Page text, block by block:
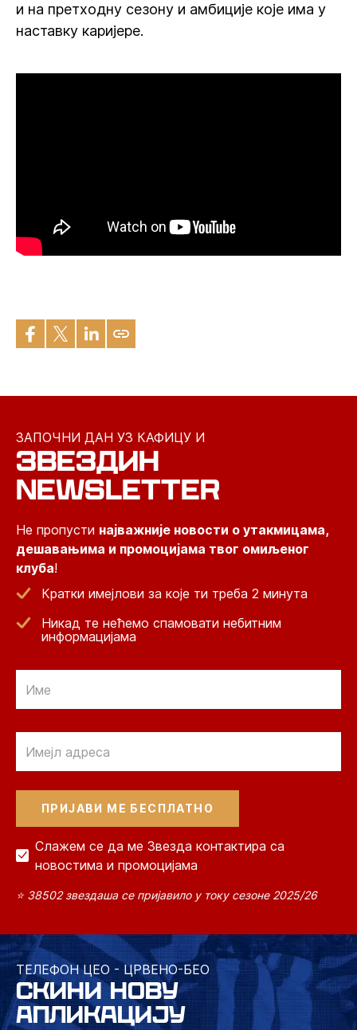
и на претходну сезону и амбиције које има у
наставку каријере.
ЗАПОЧНИ ДАН УЗ КАФИЦУ И
ЗВЕЗДИН
NEWSLETTER
Не пропусти најважније новости о утакмицама,
дешавањима и промоцијама твог омиљеног
клуба!
Кратки имејлови за које ти треба 2 минута
Никад те нећемо спамовати небитним
информацијама
Слажем се да ме Звезда контактира са
новостима и промоцијама
⭐ 38502 звездаша се пријавило у току сезоне 2025/26
ТЕЛЕФОН ЦЕО - ЦРВЕНО-БЕО
СКИНИ НОВУ
АПЛИКАЦИЈУ